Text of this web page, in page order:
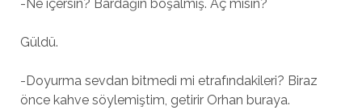
-Ne içersin? Bardağın boşalmış. Aç mısın?
Güldü.
-Doyurma sevdan bitmedi mi etrafındakileri? Biraz
önce kahve söylemiştim, getirir Orhan buraya.